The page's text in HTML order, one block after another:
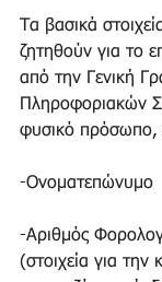
Τα βασικά
ζητηθούν για το
από την Γενική
Πληροφοριακών
φυσικό πρόσωπο,
-Ονοματεπώνυμο
-Αριθμός
(στοιχεία για την